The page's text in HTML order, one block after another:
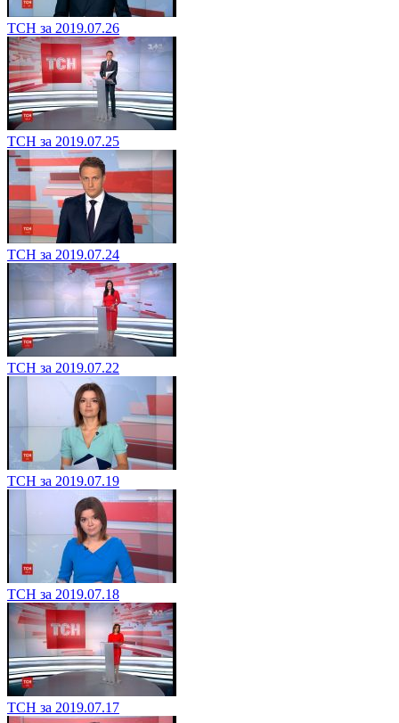
ТСН за 2019.07.26
ТСН за 2019.07.25
ТСН за 2019.07.24
ТСН за 2019.07.22
ТСН за 2019.07.19
ТСН за 2019.07.18
ТСН за 2019.07.17